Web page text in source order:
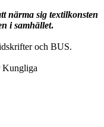
närma sig textilkonsten
i samhället.
och BUS.
Kungliga